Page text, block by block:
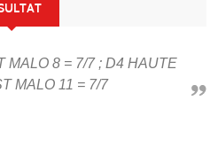
MALO 11 = 7/7